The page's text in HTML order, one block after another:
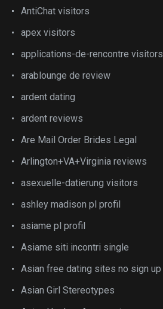
AntiChat visitors
apex visitors
applications-de-rencontre visitors
arablounge de review
ardent dating
ardent reviews
Are Mail Order Brides Legal
Arlington+VA+Virginia reviews
asexuelle-datierung visitors
ashley madison pl profil
asiame pl profil
Asiame siti incontri single
Asian free dating sites no sign up
Asian Girl Stereotypes